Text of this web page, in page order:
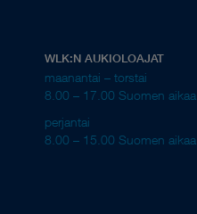
WLK:N AUKIOLOAJAT
maanantai – torstai
8.00 – 17.00 Suomen aikaa
perjantai
8.00 – 15.00 Suomen aikaa